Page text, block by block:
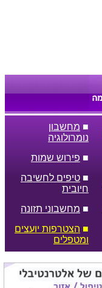
■ מחשבון
נומרולוגיה
■ פירוש שמות
■ טיפים לחשיבה
חיובית
■ מחשבוני תזונה
■ הצטרפות יועצים
ומטפלים